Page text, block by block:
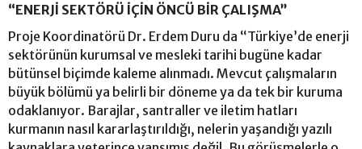
“ENERJİ SEKTÖRÜ İÇİN ÖNCÜ BİR ÇALIŞMA”
Proje Koordinatörü Dr. Erdem Duru da “Türkiye’de enerji
sektörünün kurumsal ve mesleki tarihi bugüne kadar
bütünsel biçimde kaleme alınmadı. Mevcut çalışmaların
büyük bölümü ya belirli bir döneme ya da tek bir kuruma
odaklanıyor. Barajlar, santraller ve iletim hatları
kurmanın nasıl kararlaştırıldığı, nelerin yaşandığı yazılı